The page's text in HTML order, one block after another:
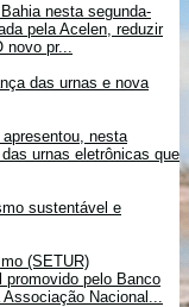
nesta segunda-
pela Acelen, reduzir
pr...
das urnas e nova
nesta
urnas eletrônicas que
sustentável e
(SETUR)
pelo Banco
Nacional...